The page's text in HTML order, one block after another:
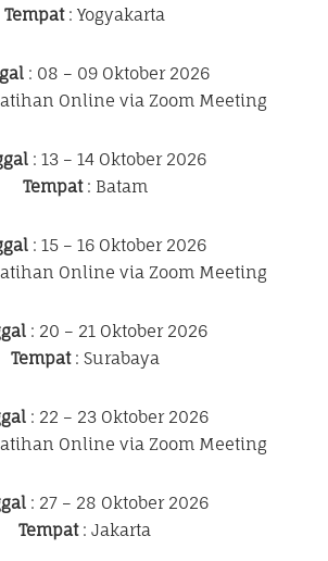
Tempat: Yogyakarta
: 08 – 09 Oktober 2026
Online via Zoom Meeting
: 13 – 14 Oktober 2026
Tempat: Batam
: 15 – 16 Oktober 2026
Online via Zoom Meeting
: 20 – 21 Oktober 2026
Tempat: Surabaya
: 22 – 23 Oktober 2026
Online via Zoom Meeting
: 27 – 28 Oktober 2026
Tempat: Jakarta